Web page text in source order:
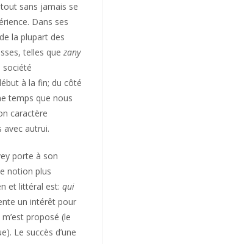
sans jamais se
Dans ses
la plupart des
telles quezany
société
à la fin; du côté
temps que nous
caractère
avec autrui.
porte à son
notion plus
et littéral est:qui
un intérêt pour
proposé (le
Le succès d’une